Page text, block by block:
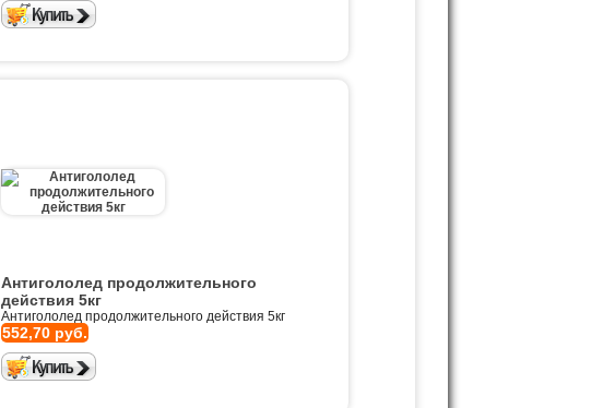
Антигололед продолжительного
действия 5кг
Антигололед продолжительного действия 5кг
552,70 руб.